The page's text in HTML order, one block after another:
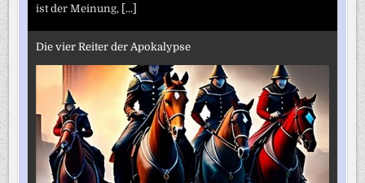
ist der Meinung, [...]
Die vier Reiter der Apokalypse